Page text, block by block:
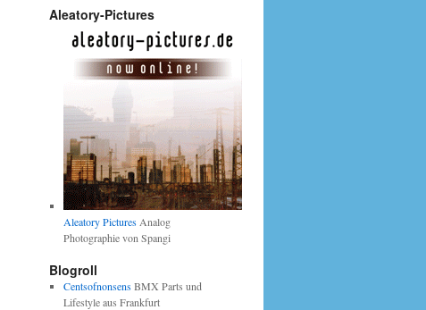
Aleatory-Pictures
Aleatory PicturesAnalog
Photographie von Spangi
Blogroll
CentsofnonsensBMX Parts und
Lifestyle aus Frankfurt